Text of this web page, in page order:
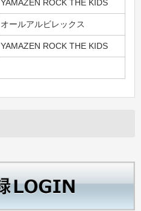
YAMAZEN ROCK THE KIDS
オールアルビレックス
YAMAZEN ROCK THE KIDS